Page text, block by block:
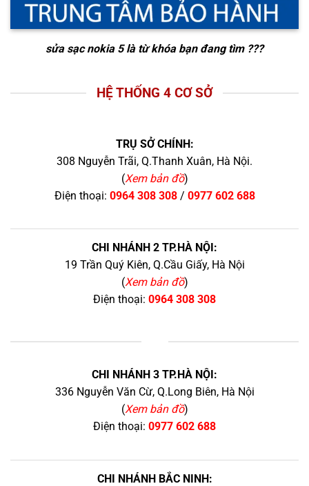
sửa sạc nokia 5là từ khóa bạn đang tìm ???
HỆ THỐNG 4 CƠ SỞ
TRỤ SỞ CHÍNH:
308 Nguyễn Trãi, Q.Thanh Xuân, Hà Nội.
(Xem bản đồ)
Điện thoại: 0964 308 308/ 0977 602 688
CHI NHÁNH 2 TP.HÀ NỘI:
19 Trần Quý Kiên, Q.Cầu Giấy, Hà Nội
(Xem bản đồ)
Điện thoại: 0964 308 308
CHI NHÁNH 3 TP.HÀ NỘI:
336 Nguyễn Văn Cừ, Q.Long Biên, Hà Nội
(Xem bản đồ)
Điện thoại: 0977 602 688
CHI NHÁNH BẮC NINH: